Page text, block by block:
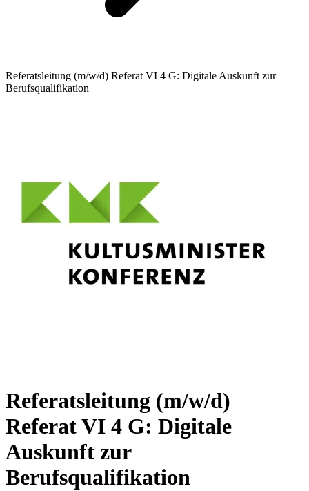
Referatsleitung (m/w/d) Referat VI 4 G: Digitale Auskunft zur
Berufsqualifikation
Referatsleitung (m/w/d)
Referat VI 4 G: Digitale
Auskunft zur
Berufsqualifikation